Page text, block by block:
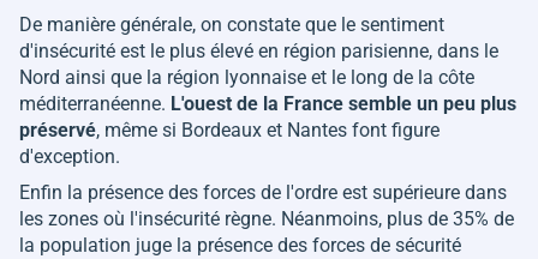
De manière générale, on constate que le sentiment
d'insécurité est le plus élevé en région parisienne, dans le
Nord ainsi que la région lyonnaise et le long de la côte
méditerranéenne. L'ouest de la France semble un peu plus
préservé, même si Bordeaux et Nantes font figure
d'exception.
Enfin la présence des forces de l'ordre est supérieure dans
les zones où l'insécurité règne. Néanmoins, plus de 35% de
la population juge la présence des forces de sécurité